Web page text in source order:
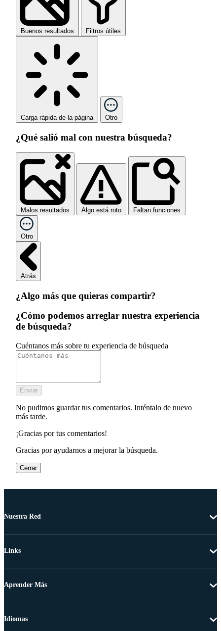
Buenos resultados Filtros útiles
Carga rápida de la página Otro
¿Qué salió mal con nuestra búsqueda?
Malos resultados Algo está roto Faltan funciones
Otro
Atrás
¿Algo más que quieras compartir?
¿Cómo podemos arreglar nuestra experiencia
de búsqueda?
Cuéntanos más sobre tu experiencia de búsqueda
Enviar
No pudimos guardar tus comentarios. Inténtalo de nuevo
más tarde.
¡Gracias por tus comentarios!
Gracias por ayudarnos a mejorar la búsqueda.
Cerrar
Nuestra Red
Links
Aprender Más
Idiomas